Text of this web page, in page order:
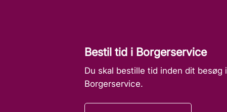
Bestil tid i Borgerservice
Du skal bestille tid inden dit besøg i
Borgerservice.